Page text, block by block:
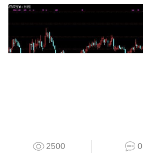
2500 0